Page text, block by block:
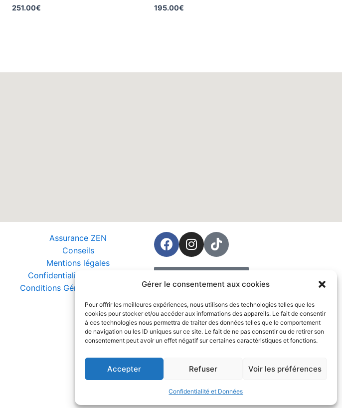
Gérer le consentement aux cookies
Pour offrir les meilleures expériences, nous utilisons des technologies telles que les
cookies pour stocker et/ou accéder aux informations des appareils. Le fait de consentir
à ces technologies nous permettra de traiter des données telles que le comportement
de navigation ou les ID uniques sur ce site. Le fait de ne pas consentir ou de retirer son
consentement peut avoir un effet négatif sur certaines caractéristiques et fonctions.
Accepter Refuser Voir les préférences
Confidentialité et Données
251.00€ 195.00€
Assurance ZEN
Conseils
Mentions légales
Confidentialité et Données
Conditions Générales de Vente